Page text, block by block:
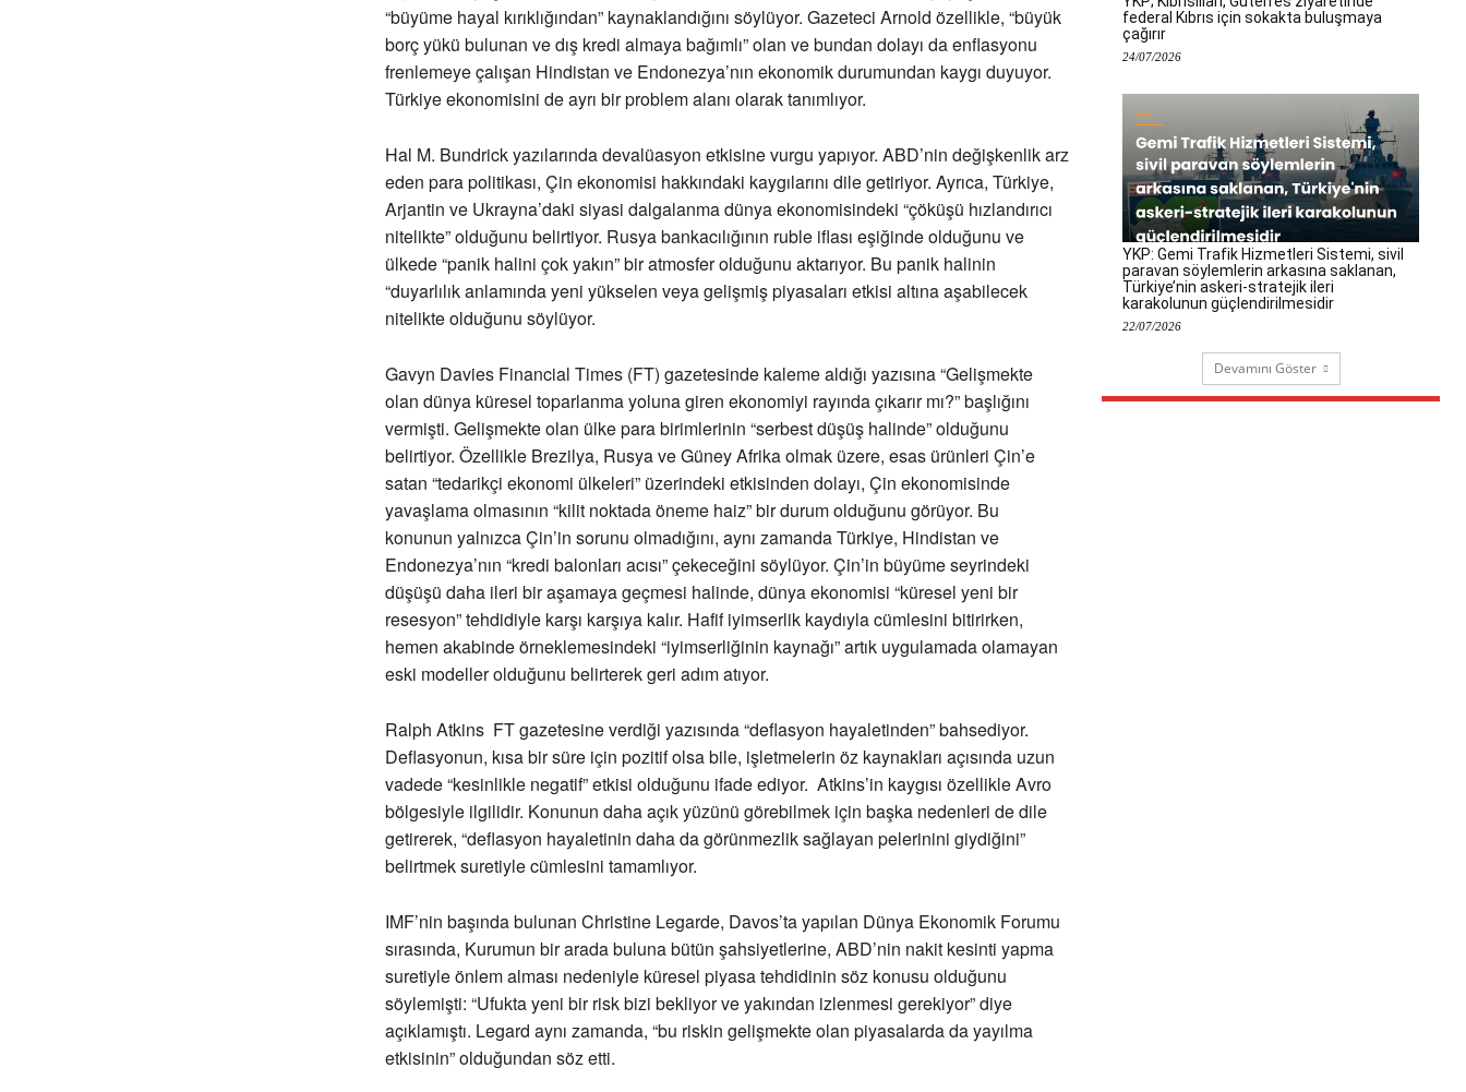
“büyüme hayal kırıklığından” kaynaklandığını söylüyor. Gazeteci Arnold özellikle, “büyük
borç yükü bulunan ve dış kredi almaya bağımlı” olan ve bundan dolayı da enflasyonu
frenlemeye çalışan Hindistan ve Endonezya’nın ekonomik durumundan kaygı duyuyor.
Türkiye ekonomisini de ayrı bir problem alanı olarak tanımlıyor.
Hal M. Bundrick yazılarında devalüasyon etkisine vurgu yapıyor. ABD’nin değişkenlik arz
eden para politikası, Çin ekonomisi hakkındaki kaygılarını dile getiriyor. Ayrıca, Türkiye,
Arjantin ve Ukrayna’daki siyasi dalgalanma dünya ekonomisindeki “çöküşü hızlandırıcı
nitelikte” olduğunu belirtiyor. Rusya bankacılığının ruble iflası eşiğinde olduğunu ve
ülkede “panik halini çok yakın” bir atmosfer olduğunu aktarıyor. Bu panik halinin
“duyarlılık anlamında yeni yükselen veya gelişmiş piyasaları etkisi altına aşabilecek
nitelikte olduğunu söylüyor.
Gavyn Davies Financial Times (FT) gazetesinde kaleme aldığı yazısına “Gelişmekte
olan dünya küresel toparlanma yoluna giren ekonomiyi rayında çıkarır mı?” başlığını
vermişti. Gelişmekte olan ülke para birimlerinin “serbest düşüş halinde” olduğunu
belirtiyor. Özellikle Brezilya, Rusya ve Güney Afrika olmak üzere, esas ürünleri Çin’e
satan “tedarikçi ekonomi ülkeleri” üzerindeki etkisinden dolayı, Çin ekonomisinde
yavaşlama olmasının “kilit noktada öneme haiz” bir durum olduğunu görüyor. Bu
konunun yalnızca Çin’in sorunu olmadığını, aynı zamanda Türkiye, Hindistan ve
Endonezya’nın “kredi balonları acısı” çekeceğini söylüyor. Çin’in büyüme seyrindeki
düşüşü daha ileri bir aşamaya geçmesi halinde, dünya ekonomisi “küresel yeni bir
resesyon” tehdidiyle karşı karşıya kalır. Hafif iyimserlik kaydıyla cümlesini bitirirken,
hemen akabinde örneklemesindeki “iyimserliğinin kaynağı” artık uygulamada olamayan
eski modeller olduğunu belirterek geri adım atıyor.
Ralph Atkins FT gazetesine verdiği yazısında “deflasyon hayaletinden” bahsediyor.
Deflasyonun, kısa bir süre için pozitif olsa bile, işletmelerin öz kaynakları açısında uzun
vadede “kesinlikle negatif” etkisi olduğunu ifade ediyor. Atkins’in kaygısı özellikle Avro
bölgesiyle ilgilidir. Konunun daha açık yüzünü görebilmek için başka nedenleri de dile
getirerek, “deflasyon hayaletinin daha da görünmezlik sağlayan pelerinini giydiğini”
belirtmek suretiyle cümlesini tamamlıyor.
IMF’nin başında bulunan Christine Legarde, Davos’ta yapılan Dünya Ekonomik Forumu
sırasında, Kurumun bir arada buluna bütün şahsiyetlerine, ABD’nin nakit kesinti yapma
suretiyle önlem alması nedeniyle küresel piyasa tehdidinin söz konusu olduğunu
söylemişti: “Ufukta yeni bir risk bizi bekliyor ve yakından izlenmesi gerekiyor” diye
açıklamıştı. Legard aynı zamanda, “bu riskin gelişmekte olan piyasalarda da yayılma
etkisinin” olduğundan söz etti.
federal Kıbrıs için sokakta buluşmaya
çağırır
24/07/2026
YKP: Gemi Trafik Hizmetleri Sistemi, sivil
paravan söylemlerin arkasına saklanan,
Türkiye’nin askeri-stratejik ileri
karakolunun güçlendirilmesidir
22/07/2026
Devamını Göster